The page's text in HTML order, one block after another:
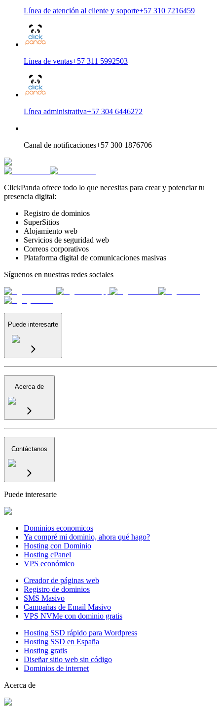
Línea de atención al cliente y soporte+57 310 7216459
Línea de ventas+57 311 5992503
Línea administrativa+57 304 6446272
Canal de notificaciones+57 300 1876706
ClickPanda ofrece todo lo que necesitas para crear y potenciar tu
presencia digital:
Registro de dominios
SuperSitios
Alojamiento web
Servicios de seguridad web
Correos corporativos
Plataforma digital de comunicaciones masivas
Síguenos en nuestras redes sociales
Puede interesarte
Acerca de
Contáctanos
Puede interesarte
Dominios economicos
Ya compré mi dominio, ahora qué hago?
Hosting con Dominio
Hosting cPanel
VPS económico
Creador de páginas web
Registro de dominios
SMS Masivo
Campañas de Email Masivo
VPS NVMe con dominio gratis
Hosting SSD rápido para Wordpress
Hosting SSD en España
Hosting gratis
Diseñar sitio web sin código
Dominios de internet
Acerca de